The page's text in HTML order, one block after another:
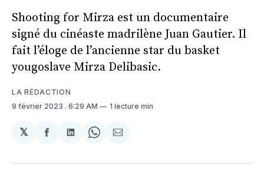
Shooting for Mirza est un documentaire
signé du cinéaste madrilène Juan Gautier. Il
fait l’éloge de l’ancienne star du basket
yougoslave Mirza Delibasic.
LA RÉDACTION
9 février 2023 . 6:29 AM 1 lecture min
𝕏
Partager
Facebook
Partager
LinkedIn
Share
WhatsApp
Partager
Courriel